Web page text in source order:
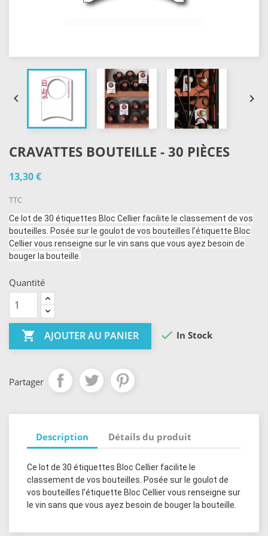
 
CRAVATTES BOUTEILLE - 30 PIÈCES
13,30 €
TTC
Ce lot de 30 étiquettes Bloc Cellier facilite le classement de vos
bouteilles. Posée sur le goulot de vos bouteilles l’étiquette Bloc
Cellier vous renseigne sur le vin sans que vous ayez besoin de
bouger la bouteille.
Quantité
 AJOUTER AU PANIER  In Stock
Partager
Description Détails du produit
Ce lot de 30 étiquettes Bloc Cellier facilite le
classement de vos bouteilles. Posée sur le goulot de
vos bouteilles l’étiquette Bloc Cellier vous renseigne sur
le vin sans que vous ayez besoin de bouger la bouteille.